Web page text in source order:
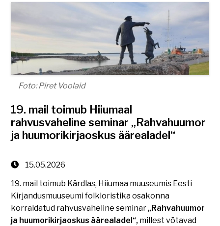
Foto: Piret Voolaid
19. mail toimub Hiiumaal
rahvusvaheline seminar „Rahvahuumor
ja huumorikirjaoskus äärealadel“
15.05.2026
19. mail toimub Kärdlas, Hiiumaa muuseumis Eesti
Kirjandusmuuseumi folkloristika osakonna
korraldatud rahvusvaheline seminar „Rahvahuumor
ja huumorikirjaoskus äärealadel“, millest võtavad